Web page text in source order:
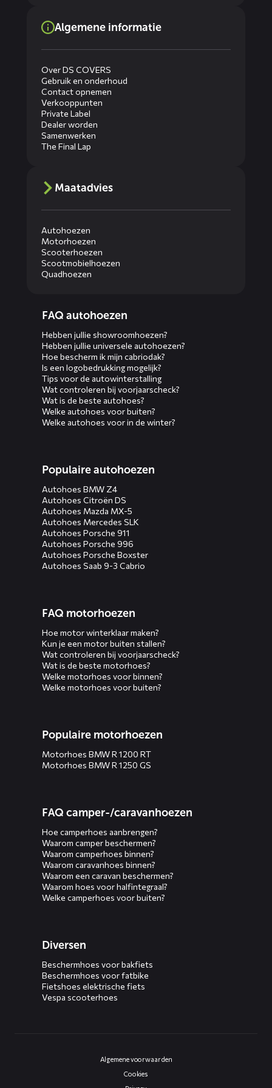
Algemene informatie
Over DS COVERS
Gebruik en onderhoud
Contact opnemen
Verkooppunten
Private Label
Dealer worden
Samenwerken
The Final Lap
Maatadvies
Autohoezen
Motorhoezen
Scooterhoezen
Scootmobielhoezen
Quadhoezen
menusFAQ autohoezen
Hebben jullie showroomhoezen?
Hebben jullie universele autohoezen?
Hoe bescherm ik mijn cabriodak?
Is een logobedrukking mogelijk?
Tips voor de autowinterstalling
Wat controleren bij voorjaarscheck?
Wat is de beste autohoes?
Welke autohoes voor buiten?
Welke autohoes voor in de winter?
Populaire autohoezen
Autohoes BMW Z4
Autohoes Citroën DS
Autohoes Mazda MX-5
Autohoes Mercedes SLK
Autohoes Porsche 911
Autohoes Porsche 996
Autohoes Porsche Boxster
Autohoes Saab 9-3 Cabrio
FAQ motorhoezen
Hoe motor winterklaar maken?
Kun je een motor buiten stallen?
Wat controleren bij voorjaarscheck?
Wat is de beste motorhoes?
Welke motorhoes voor binnen?
Welke motorhoes voor buiten?
Populaire motorhoezen
Motorhoes BMW R 1200 RT
Motorhoes BMW R 1250 GS
FAQ camper-/caravanhoezen
Hoe camperhoes aanbrengen?
Waarom camper beschermen?
Waarom camperhoes binnen?
Waarom caravanhoes binnen?
Waarom een caravan beschermen?
Waarom hoes voor halfintegraal?
Welke camperhoes voor buiten?
Diversen
Beschermhoes voor bakfiets
Beschermhoes voor fatbike
Fietshoes elektrische fiets
Vespa scooterhoes
Algemene voorwaarden
Cookies